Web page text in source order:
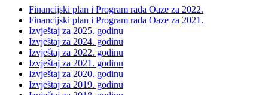
Financijski plan i Program rada Oaze za 2022.
Financijski plan i Program rada Oaze za 2021.
Izvještaj za 2025. godinu
Izvještaj za 2024. godinu
Izvještaj za 2022. godinu
Izvještaj za 2021. godinu
Izvještaj za 2020. godinu
Izvještaj za 2019. godinu